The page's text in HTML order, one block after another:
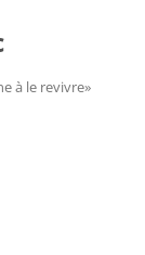
à le revivre»